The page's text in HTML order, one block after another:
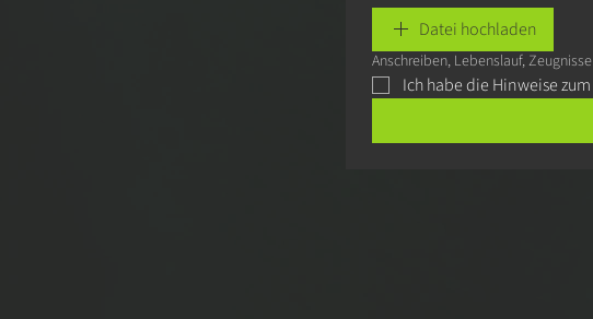
Datei hochladen
Anschreiben, Lebenslauf, Zeugnisse
Ich habe die Hinweise zum